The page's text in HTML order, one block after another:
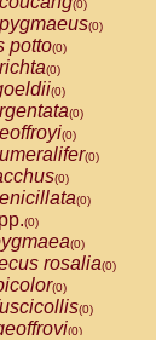
(0)
(0)
potto(0)
(0)
(0)
(0)
(0)
(0)
(0)
(0)
(0)
(0)
rosalia(0)
(0)
(0)
(0)